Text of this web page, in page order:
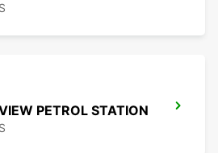
PETROL STATION